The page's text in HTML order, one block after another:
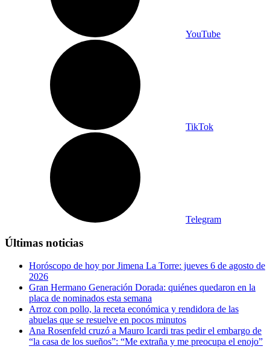
YouTube
TikTok
Telegram
Últimas noticias
Horóscopo de hoy por Jimena La Torre: jueves 6 de agosto de
2026
Gran Hermano Generación Dorada: quiénes quedaron en la
placa de nominados esta semana
Arroz con pollo, la receta económica y rendidora de las
abuelas que se resuelve en pocos minutos
Ana Rosenfeld cruzó a Mauro Icardi tras pedir el embargo de
“la casa de los sueños”: “Me extraña y me preocupa el enojo”